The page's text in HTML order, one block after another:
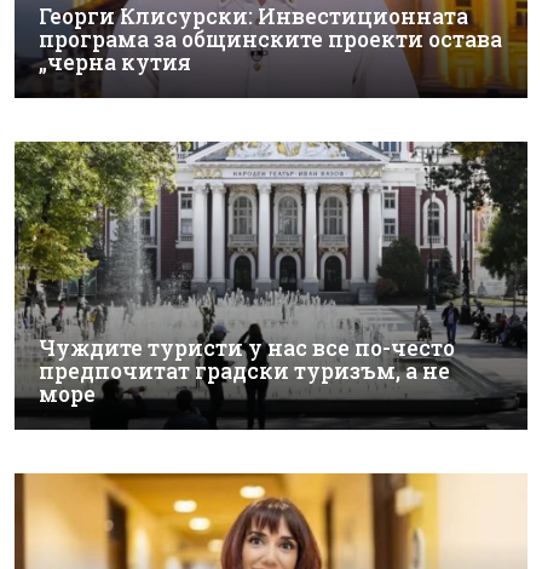
Георги Клисурски: Инвестиционната
програма за общинските проекти остава
„черна кутия
Чуждите туристи у нас все по-често
предпочитат градски туризъм, а не
море